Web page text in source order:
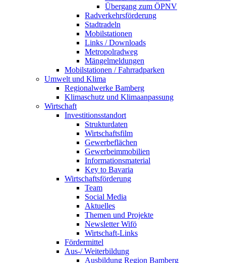
Übergang zum ÖPNV
Radverkehrsförderung
Stadtradeln
Mobilstationen
Links / Downloads
Metropolradweg
Mängelmeldungen
Mobilstationen / Fahrradparken
Umwelt und Klima
Regionalwerke Bamberg
Klimaschutz und Klimaanpassung
Wirtschaft
Investitionsstandort
Strukturdaten
Wirtschaftsfilm
Gewerbeflächen
Gewerbeimmobilien
Informationsmaterial
Key to Bavaria
Wirtschaftsförderung
Team
Social Media
Aktuelles
Themen und Projekte
Newsletter Wifö
Wirtschaft-Links
Fördermittel
Aus-/ Weiterbildung
Ausbildung Region Bamberg